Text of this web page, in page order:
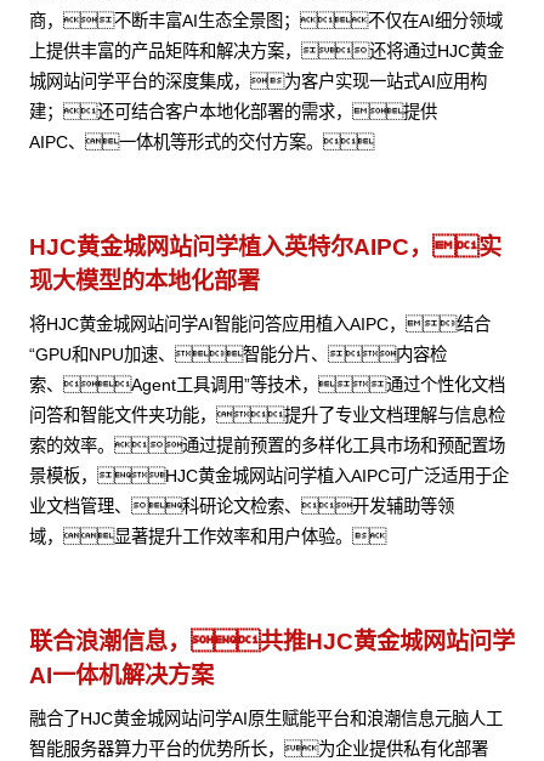
商，不断丰富AI生态全景图；不仅在AI细分领域
上提供丰富的产品矩阵和解决方案，还将通过HJC黄金
城网站问学平台的深度集成，为客户实现一站式AI应用构
建；还可结合客户本地化部署的需求，提供
AIPC、一体机等形式的交付方案。
HJC黄金城网站问学植入英特尔AIPC，实
现大模型的本地化部署
将HJC黄金城网站问学AI智能问答应用植入AIPC，结合
“GPU和NPU加速、智能分片、内容检
索、Agent工具调用”等技术，通过个性化文档
问答和智能文件夹功能，提升了专业文档理解与信息检
索的效率。通过提前预置的多样化工具市场和预配置场
景模板，HJC黄金城网站问学植入AIPC可广泛适用于企
业文档管理、科研论文检索、开发辅助等领
域，显著提升工作效率和用户体验。
联合浪潮信息，共推HJC黄金城网站问学
AI一体机解决方案
融合了HJC黄金城网站问学AI原生赋能平台和浪潮信息元脑人工
智能服务器算力平台的优势所长，为企业提供私有化部署